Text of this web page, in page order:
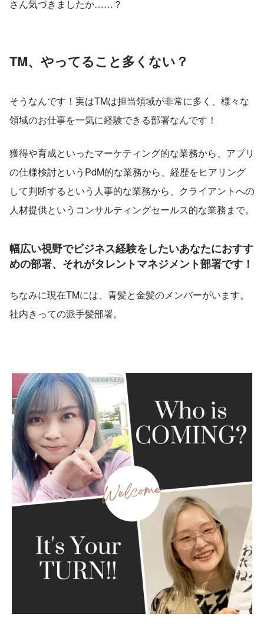
さん気づきましたか……？
TM、やってること多くない？
そうなんです！実はTMは担当領域が非常に多く、様々な
領域のお仕事を一気に経験できる部署なんです！
獲得や育成といったマーケティング的な業務から、アプリ
の仕様検討というPdM的な業務から、経歴をヒアリング
して判断するという人事的な業務から、クライアントへの
人材提供というコンサルティングセールス的な業務まで。
幅広い視野でビジネス経験をしたいあなたにおすす
めの部署、それがタレントマネジメント部署です！
ちなみに現在TMには、青髪と金髪のメンバーがいます。
社内きっての派手髪部署。